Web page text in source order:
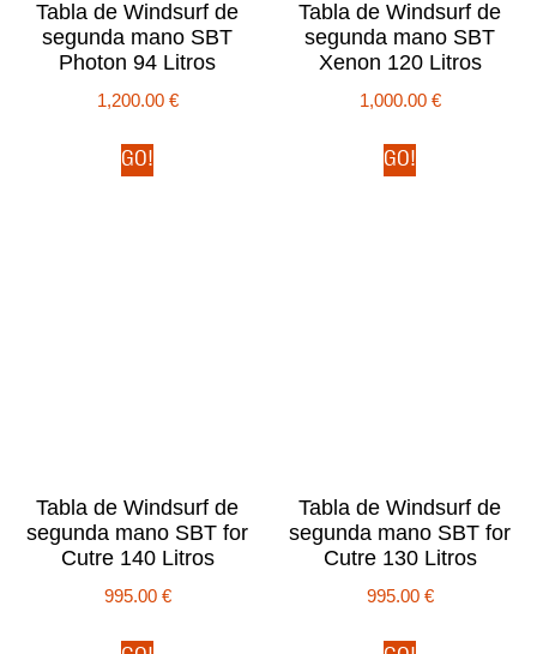
Tabla de Windsurf de
segunda mano SBT
Photon 94 Litros
1,200.00 €
GO!
Tabla de Windsurf de
segunda mano SBT
Xenon 120 Litros
1,000.00 €
GO!
Tabla de Windsurf de
segunda mano SBT for
Cutre 140 Litros
995.00 €
Tabla de Windsurf de
segunda mano SBT for
Cutre 130 Litros
995.00 €